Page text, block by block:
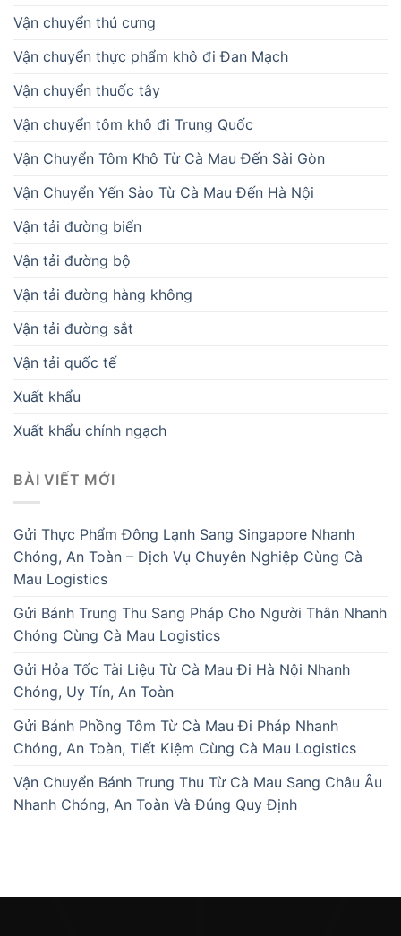
Vận chuyển thú cưng
Vận chuyển thực phẩm khô đi Đan Mạch
Vận chuyển thuốc tây
Vận chuyển tôm khô đi Trung Quốc
Vận Chuyển Tôm Khô Từ Cà Mau Đến Sài Gòn
Vận Chuyển Yến Sào Từ Cà Mau Đến Hà Nội
Vận tải đường biển
Vận tải đường bộ
Vận tải đường hàng không
Vận tải đường sắt
Vận tải quốc tế
Xuất khẩu
Xuất khẩu chính ngạch
BÀI VIẾT MỚI
Gửi Thực Phẩm Đông Lạnh Sang Singapore Nhanh
Chóng, An Toàn – Dịch Vụ Chuyên Nghiệp Cùng Cà
Mau Logistics
Gửi Bánh Trung Thu Sang Pháp Cho Người Thân Nhanh
Chóng Cùng Cà Mau Logistics
Gửi Hỏa Tốc Tài Liệu Từ Cà Mau Đi Hà Nội Nhanh
Chóng, Uy Tín, An Toàn
Gửi Bánh Phồng Tôm Từ Cà Mau Đi Pháp Nhanh
Chóng, An Toàn, Tiết Kiệm Cùng Cà Mau Logistics
Vận Chuyển Bánh Trung Thu Từ Cà Mau Sang Châu Âu
Nhanh Chóng, An Toàn Và Đúng Quy Định